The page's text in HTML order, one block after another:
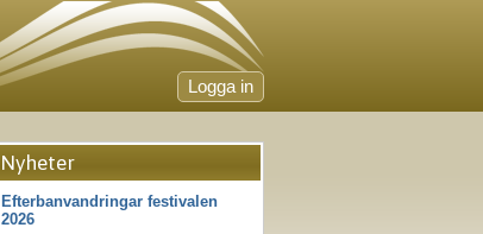
Logga in
Nyheter
Efterbanvandringar festivalen
2026